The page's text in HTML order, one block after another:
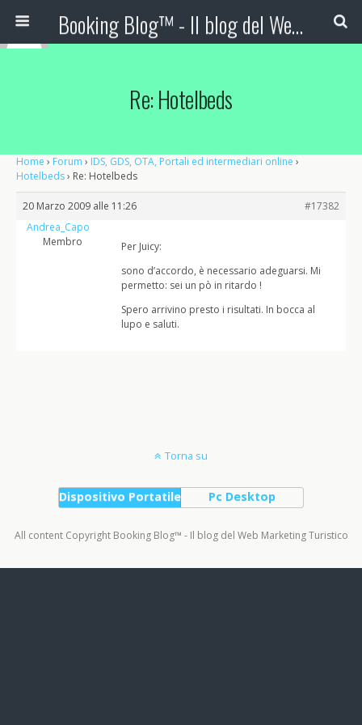
Booking Blog™ - Il blog del Web Marketing Turistico
Re: Hotelbeds
Home › Forum › IDS, GDS, OTA, Portali ed intermediari online ›
Hotelbeds› Re: Hotelbeds
20 Marzo 2009 alle 11:26
#17382
Andrea_Capo
Membro
Per Juicy:
sono d’accordo, è necessario adeguarsi. Mi
permetto: sei un pò in ritardo !
Spero arrivino presto i risultati. In bocca al
lupo e saluti.
Torna su
Dispositivo Portatile Pc Desktop
All content Copyright Booking Blog™ - Il blog del Web Marketing Turistico